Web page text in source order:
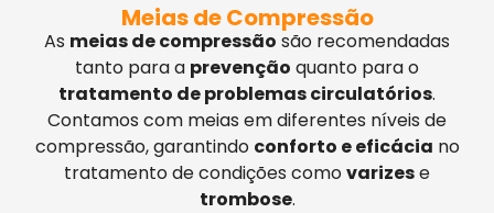
Meias de Compressão
As meias de compressão são recomendadas
tanto para a prevenção quanto para o
tratamento de problemas circulatórios.
Contamos com meias em diferentes níveis de
compressão, garantindo conforto e eficácia no
tratamento de condições comovarizese
trombose.